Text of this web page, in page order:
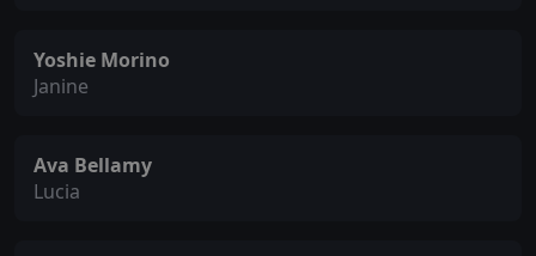
Yoshie Morino
Janine
Ava Bellamy
Lucia